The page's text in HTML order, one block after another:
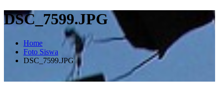
DSC_7599.JPG
Home
Foto Siswa
DSC_7599.JPG